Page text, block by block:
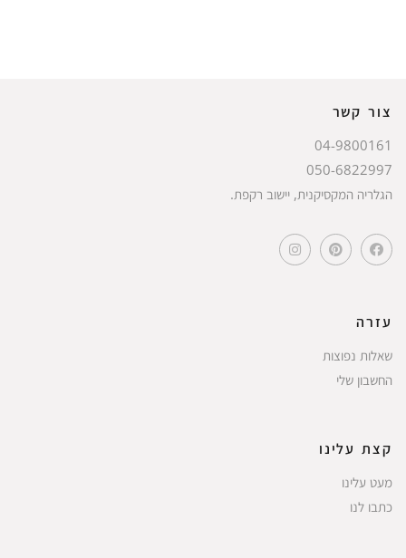
צור קשר
04-9800161
050-6822997
הגלריה המקסיקנית, יישוב רקפת.
עזרה
שאלות נפוצות
החשבון שלי
קצת עלינו
מעט עלינו
כתבו לנו